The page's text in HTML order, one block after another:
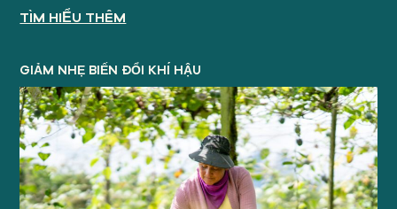
TÌM HIỂU THÊM
GIẢM NHẸ BIẾN ĐỔI KHÍ HẬU